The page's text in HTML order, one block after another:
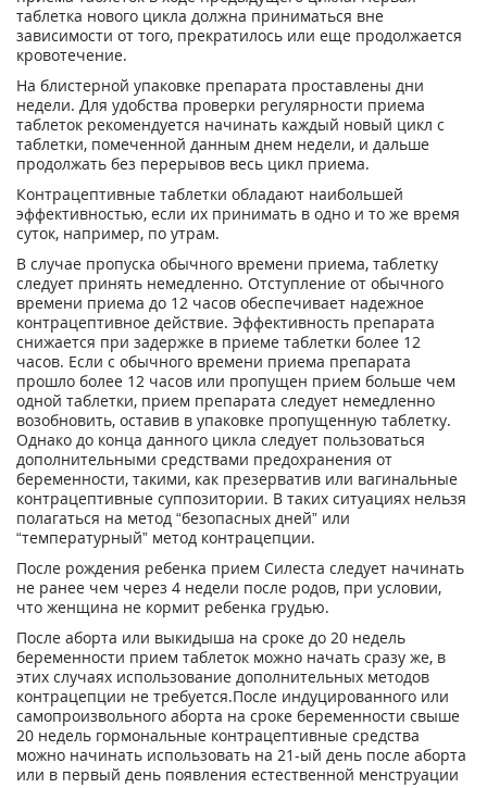
таблетка нового цикла должна приниматься вне
зависимости от того, прекратилось или еще продолжается
кровотечение.
На блистерной упаковке препарата проставлены дни
недели. Для удобства проверки регулярности приема
таблеток рекомендуется начинать каждый новый цикл с
таблетки, помеченной данным днем недели, и дальше
продолжать без перерывов весь цикл приема.
Контрацептивные таблетки обладают наибольшей
эффективностью, если их принимать в одно и то же время
суток, например, по утрам.
В случае пропуска обычного времени приема, таблетку
следует принять немедленно. Отступление от обычного
времени приема до 12 часов обеспечивает надежное
контрацептивное действие. Эффективность препарата
снижается при задержке в приеме таблетки более 12
часов. Если с обычного времени приема препарата
прошло более 12 часов или пропущен прием больше чем
одной таблетки, прием препарата следует немедленно
возобновить, оставив в упаковке пропущенную таблетку.
Однако до конца данного цикла следует пользоваться
дополнительными средствами предохранения от
беременности, такими, как презерватив или вагинальные
контрацептивные суппозитории. В таких ситуациях нельзя
полагаться на метод “безопасных дней” или
“температурный” метод контрацепции.
После рождения ребенка прием Силеста следует начинать
не ранее чем через 4 недели после родов, при условии,
что женщина не кормит ребенка грудью.
После аборта или выкидыша на сроке до 20 недель
беременности прием таблеток можно начать сразу же, в
этих случаях использование дополнительных методов
контрацепции не требуется.После индуцированного или
самопроизвольного аборта на сроке беременности свыше
20 недель гормональные контрацептивные средства
можно начинать использовать на 21-ый день после аборта
или в первый день появления естественной менструации